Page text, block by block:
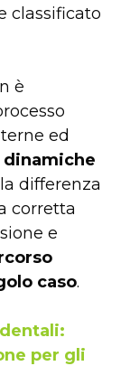
classificato
è
ed
dinamiche
differenza
corretta
e
caso.
per gli